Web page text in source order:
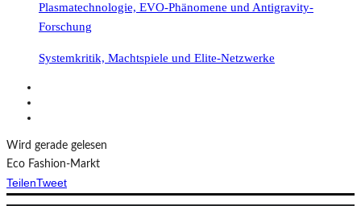
Plasmatechnologie, EVO-Phänomene und Antigravity-
Forschung
Systemkritik, Machtspiele und Elite-Netzwerke
Wird gerade gelesen
Eco Fashion-Markt
TeilenTweet